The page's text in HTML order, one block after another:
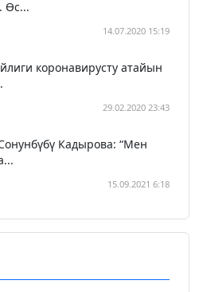
Өс...
14.07.2020 15:19
коронавирусту атайын
29.02.2020 23:43
Кадырова: “Мен
15.09.2021 6:18